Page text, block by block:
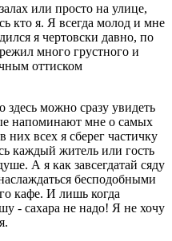
или просто на улице,
кто я. Я всегда молод и мне
я чертовски давно, по
много грустного и
оттиском
можно сразу увидеть
напоминают мне о самых
всех я сберег частичку
каждый житель или гость
А я как завсегдатай сяду
бесподобными
кафе. И лишь когда
- сахара не надо! Я не хочу